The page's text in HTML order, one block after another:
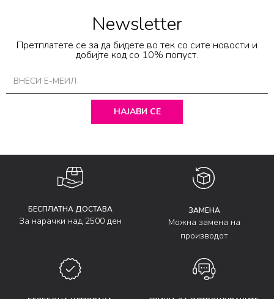
Newsletter
Претплатете се за да бидете во тек со сите новости и
добијте код со 10% попуст.
НАЈАВИ СЕ
БЕСПЛАТНА ДОСТАВА
За нарачки над 2500 ден
ЗАМЕНА
Можна замена на
производот